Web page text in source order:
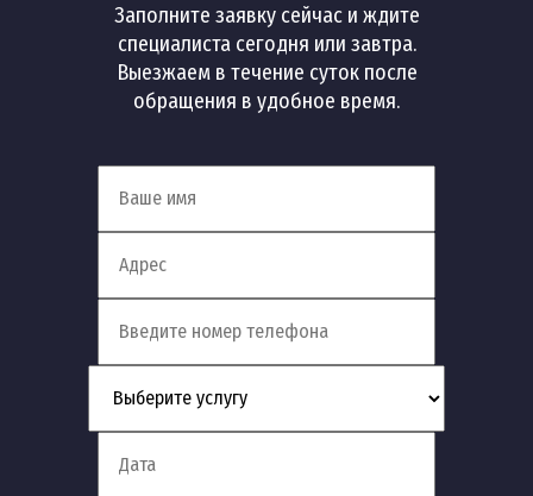
Заполните заявку сейчас и ждите
специалиста сегодня или завтра.
Выезжаем в течение суток после
обращения в удобное время.